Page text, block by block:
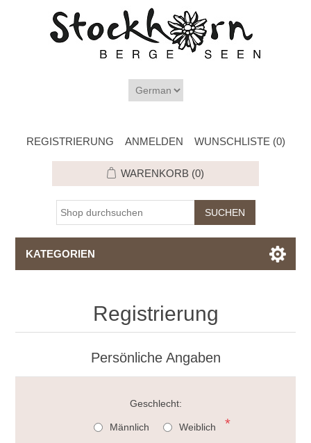
REGISTRIERUNG ANMELDEN WUNSCHLISTE (0)
WARENKORB (0)
KATEGORIEN
Registrierung
Persönliche Angaben
Geschlecht:
Männlich
Weiblich
*